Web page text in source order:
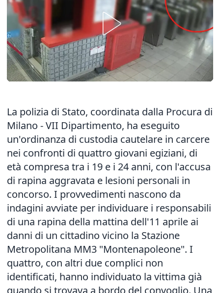
La polizia di Stato, coordinata dalla Procura di
Milano - VII Dipartimento, ha eseguito
un'ordinanza di custodia cautelare in carcere
nei confronti di quattro giovani egiziani, di
età compresa tra i 19 e i 24 anni, con l'accusa
di rapina aggravata e lesioni personali in
concorso. I provvedimenti nascono da
indagini avviate per individuare i responsabili
di una rapina della mattina dell'11 aprile ai
danni di un cittadino vicino la Stazione
Metropolitana MM3 "Montenapoleone". I
quattro, con altri due complici non
identificati, hanno individuato la vittima già
quando si trovava a bordo del convoglio. Una